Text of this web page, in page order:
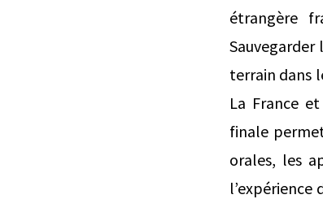
étrangère
Sauvegarder
terrain dans
La France
finale
orales, les